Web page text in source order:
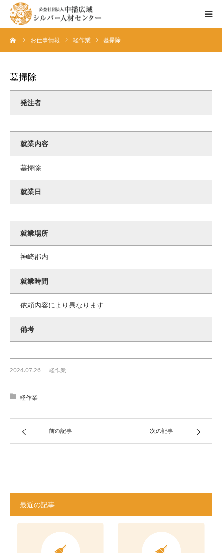
お仕事情報 軽作業 墓掃除
墓掃除
発注者
就業内容
墓掃除
就業日
就業場所
神崎郡内
就業時間
依頼内容により異なります
備考
2024.07.26 軽作業
軽作業
前の記事 次の記事
最近の記事
センターのご紹介
お仕事情報